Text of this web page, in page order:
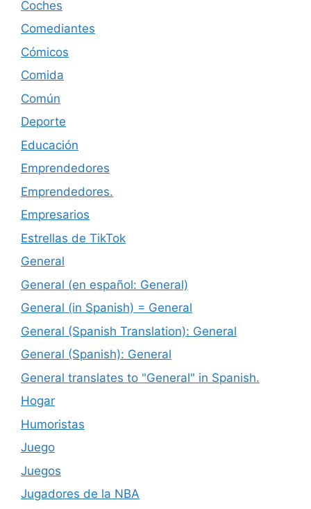
Coches
Comediantes
Cómicos
Comida
Común
Deporte
Educación
Emprendedores
Emprendedores.
Empresarios
Estrellas de TikTok
General
General (en español: General)
General (in Spanish) = General
General (Spanish Translation): General
General (Spanish): General
General translates to "General" in Spanish.
Hogar
Humoristas
Juego
Juegos
Jugadores de la NBA